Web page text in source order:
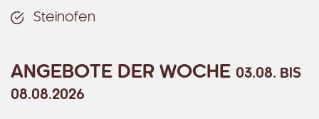
Steinofen
ANGEBOTE DER WOCHE 03.08. BIS
08.08.2026